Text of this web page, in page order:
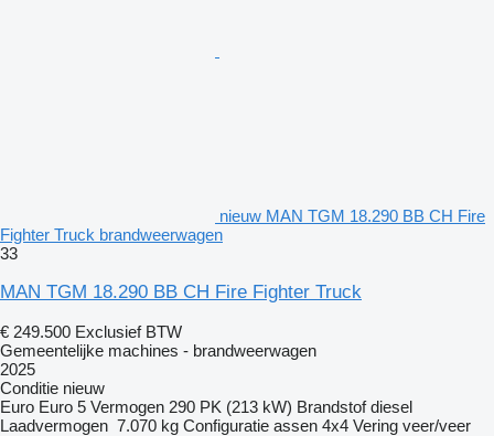
nieuw MAN TGM 18.290 BB CH Fire
Fighter Truck brandweerwagen
33
MAN TGM 18.290 BB CH Fire Fighter Truck
€ 249.500 Exclusief BTW
Gemeentelijke machines - brandweerwagen
2025
Conditie nieuw
Euro Euro 5 Vermogen 290 PK (213 kW) Brandstof diesel
Laadvermogen 7.070 kg Configuratie assen 4x4 Vering veer/veer